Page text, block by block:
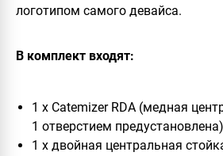
логотипом самого девайса.
В комплект входят:
1 x Catemizer RDA (медная
1 отверстием предустановлена)
1 x двойная центральная